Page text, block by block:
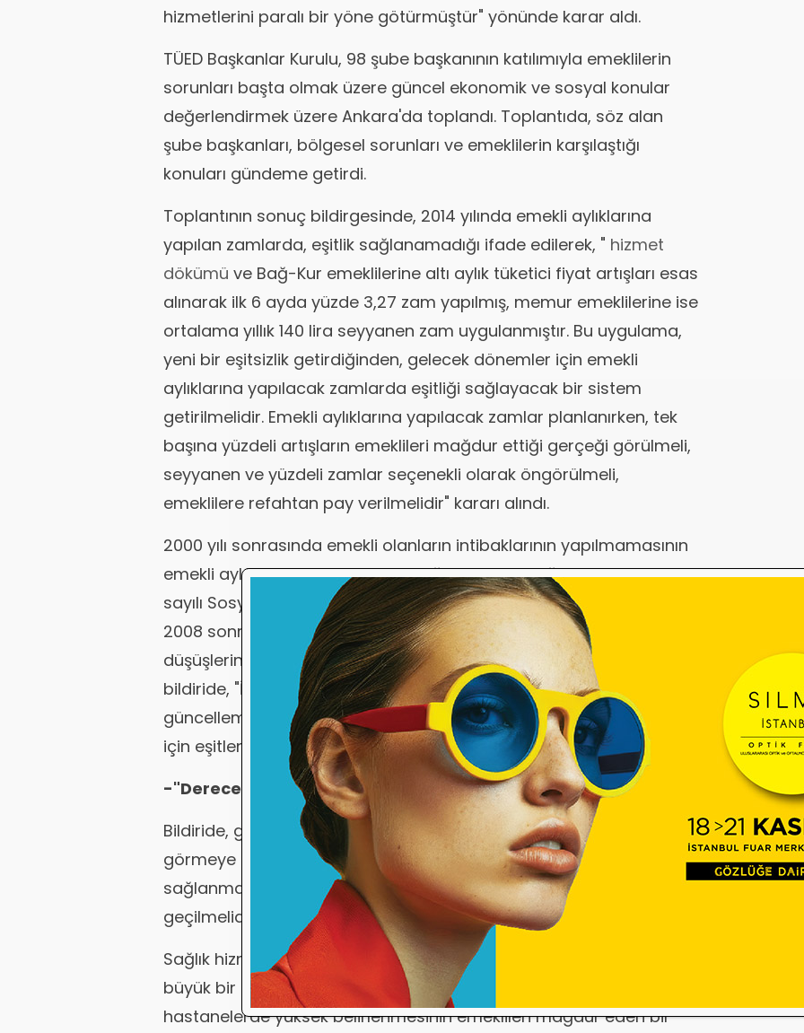
hizmetlerini paralı bir yöne götürmüştür" yönünde karar aldı.
TÜED Başkanlar Kurulu, 98 şube başkanının katılımıyla emeklilerin
sorunları başta olmak üzere güncel ekonomik ve sosyal konular
değerlendirmek üzere Ankara'da toplandı. Toplantıda, söz alan
şube başkanları, bölgesel sorunları ve emeklilerin karşılaştığı
konuları gündeme getirdi.
Toplantının sonuç bildirgesinde, 2014 yılında emekli aylıklarına
yapılan zamlarda, eşitlik sağlanamadığı ifade edilerek, " hizmet
dökümü ve Bağ-Kur emeklilerine altı aylık tüketici fiyat artışları esas
alınarak ilk 6 ayda yüzde 3,27 zam yapılmış, memur emeklilerine ise
ortalama yıllık 140 lira seyyanen zam uygulanmıştır. Bu uygulama,
yeni bir eşitsizlik getirdiğinden, gelecek dönemler için emekli
aylıklarına yapılacak zamlarda eşitliği sağlayacak bir sistem
getirilmelidir. Emekli aylıklarına yapılacak zamlar planlanırken, tek
başına yüzdeli artışların emeklileri mağdur ettiği gerçeği görülmeli,
seyyanen ve yüzdeli zamlar seçenekli olarak öngörülmeli,
emeklilere refahtan pay verilmelidir" kararı alındı.
2000 yılı sonrasında emekli olanların intibaklarının yapılmamasının
emekli aylıklarında yeni bir eşitsizliğe neden olduğu ve özellikle 5510
sayılı Sosyal Sigortalar ve Genel Sağlık Sigortası Kanunu'nun 1 Ekim
2008 sonrasında çalışarak emekli olanların aylıklarında yaşattığı
düşüşlerin yeni bir haksızlığı ortaya çıkardığının ileri sürüldüğü
bildiride, "İntibak ile birlikte emekli aylığı hesaplama kriterleri olan
güncelleme katsayısı ve aylık bağlama oranları çalışılan dönemler
için eşitlenmeli" talebine yer verildi.
-"Derece ve kademesi olan gösterge sistemine geçilmeli"
Bildiride, gösterge sisteminin kaldırılmasının eksikliğinin de daha net
görmeye başlandığı ifade edilerek, "Emekli aylıklarında eşitliğin
sağlanması için, derece ve kademesi olan gösterge sistemine
geçilmelidir" önerisinde bulunuldu.
Sağlık hizmetlerinde, kamu ve özel hastanelerinden yararlanmada
büyük bir farklılık ortaya çıktığını, katkı payı ve ilave ücretin özel
hastanelerde yüksek belirlenmesinin emeklileri mağdur eden bir